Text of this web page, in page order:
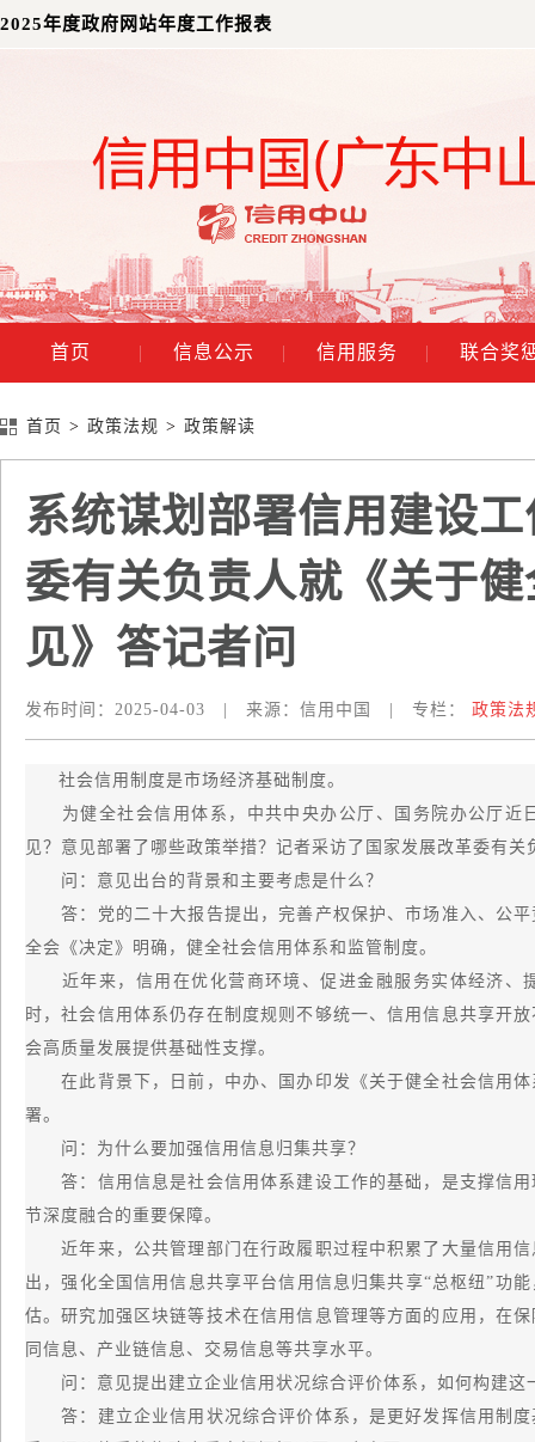
2025年度政府网站年度工作报表
首页 | 信息公示 | 信用服务 | 联合奖
首页 > 政策法规 > 政策解读
系统谋划部署信用建设
委有关负责人就《关于
见》答记者问
发布时间： 2025-04-03 来源： 信用中国 专栏： 政策法
社会信用制度是市场经济基础制度。
为健全社会信用体系，中共中央办公厅、国务院办公厅近
见？意见部署了哪些政策举措？记者采访了国家发展改革委有关
问：意见出台的背景和主要考虑是什么？
答：党的二十大报告提出，完善产权保护、市场准入、公平
全会《决定》明确，健全社会信用体系和监管制度。
近年来，信用在优化营商环境、促进金融服务实体经济、
时，社会信用体系仍存在制度规则不够统一、信用信息共享开
会高质量发展提供基础性支撑。
在此背景下，日前，中办、国办印发《关于健全社会信用体
署。
问：为什么要加强信用信息归集共享？
答：信用信息是社会信用体系建设工作的基础，是支撑信用
节深度融合的重要保障。
近年来，公共管理部门在行政履职过程中积累了大量信用信
出，强化全国信用信息共享平台信用信息归集共享“总枢纽”功
估。研究加强区块链等技术在信用信息管理等方面的应用，在
同信息、产业链信息、交易信息等共享水平。
问：意见提出建立企业信用状况综合评价体系，如何构建这
答：建立企业信用状况综合评价体系，是更好发挥信用制度